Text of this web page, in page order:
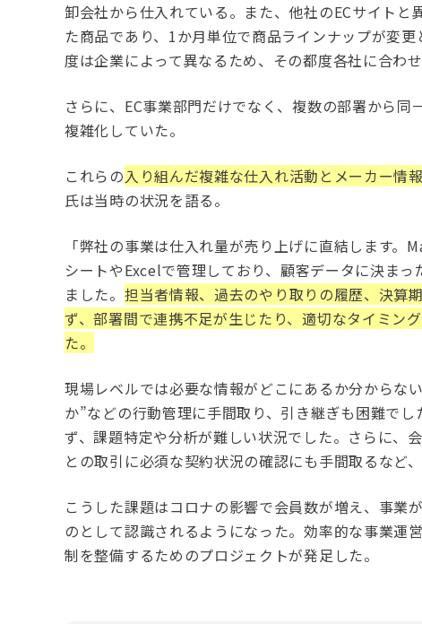
卸会社から仕入れている。また、他社のECサイト
た商品であり、1か月単位で商品ラインナップが変
度は企業によって異なるため、その都度各社に合わ
さらに、EC事業部門だけでなく、複数の部署から
複雑化していた。
これらの入り組んだ複雑な仕入れ活動とメーカー情
氏は当時の状況を語る。
「弊社の事業は仕入れ量が売り上げに直結します
シートやExcelで管理しており、顧客データに決ま
ました。 担当者情報、過去のやり取りの履歴、決算
ず、部署間で連携不足が生じたり、適切なタイミン
た。
現場レベルでは必要な情報がどこにあるか分からな
か”などの行動管理に手間取り、引き継ぎも困難で
ず、課題特定や分析が難しい状況でした。さらに、
との取引に必須な契約状況の確認にも手間取るなど
こうした課題はコロナの影響で会員数が増え、事業
のとして認識されるようになった。効率的な事業運
制を整備するためのプロジェクトが発足した。